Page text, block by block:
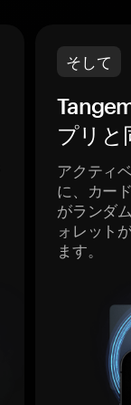
そして
プリと
アクティ
に、カー
がランダ
ォレット
ます。